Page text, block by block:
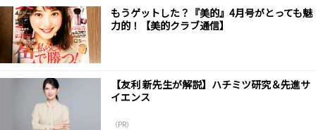
もうゲットした？『美的』4月号がとっても魅
力的！【美的クラブ通信】
【友利 新先生が解説】ハチミツ研究＆先進サ
イエンス
（PR）